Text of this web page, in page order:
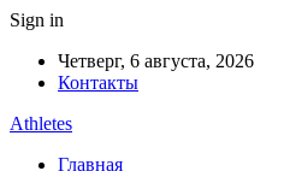
Sign in
Четверг, 6 августа, 2026
Контакты
Athletes
Главная